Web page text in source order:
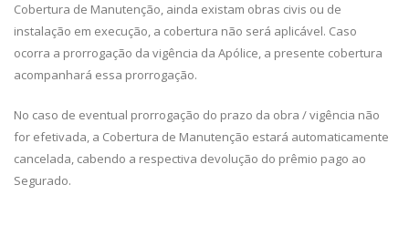
Cobertura de Manutenção, ainda existam obras civis ou de
instalação em execução, a cobertura não será aplicável. Caso
ocorra a prorrogação da vigência da Apólice, a presente cobertura
acompanhará essa prorrogação.
No caso de eventual prorrogação do prazo da obra / vigência não
for efetivada, a Cobertura de Manutenção estará automaticamente
cancelada, cabendo a respectiva devolução do prêmio pago ao
Segurado.